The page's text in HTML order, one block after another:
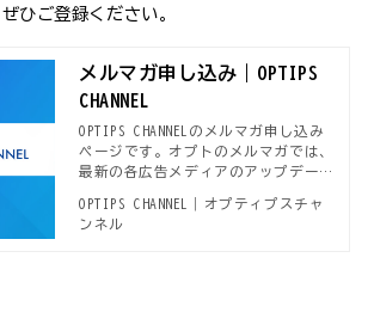
ひご登録ください。
メルマガ申し込み｜OPTIPS
CHANNEL
OPTIPS CHANNELのメルマガ申し込み
ページです。オプトのメルマガでは、
最新の各広告メディアのアップデート
れる新着デジタルマーケティング事
例、セミナー開催案内などデジタルマ
OPTIPS CHANNEL｜オプティプスチャ
ンネル